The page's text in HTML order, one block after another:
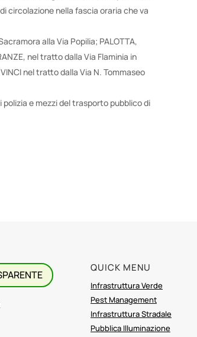
circolazione nella fascia oraria che va
alla Via Popilia; PALOTTA,
nel tratto dalla Via Flaminia in
nel tratto dalla Via N. Tommaseo
polizia e mezzi del trasporto pubblico di
QUICK MENU
Infrastruttura Verde
Pest Management
Infrastruttura Stradale
Pubblica Illuminazione